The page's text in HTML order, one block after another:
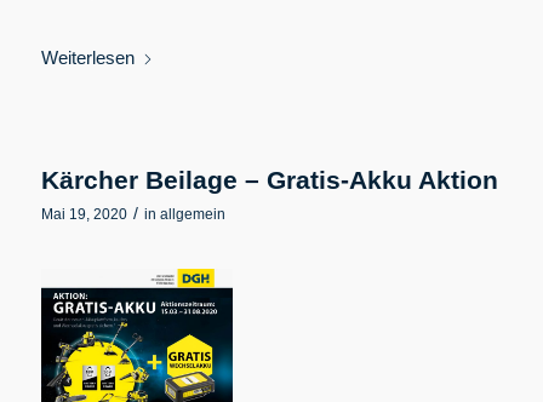
Weiterlesen
Kärcher Beilage – Gratis-Akku Aktion
Mai 19, 2020 / in allgemein